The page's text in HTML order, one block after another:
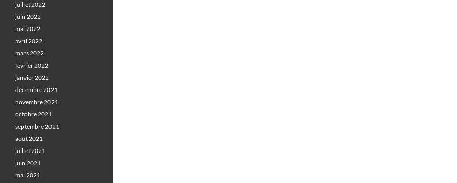
juillet 2022
juin 2022
mai 2022
avril 2022
mars 2022
février 2022
janvier 2022
décembre 2021
novembre 2021
octobre 2021
septembre 2021
août 2021
juillet 2021
juin 2021
mai 2021